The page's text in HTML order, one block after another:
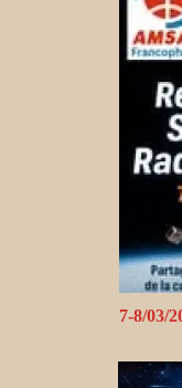
7-8/03/